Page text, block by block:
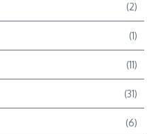
(2)
(1)
(11)
(31)
(6)